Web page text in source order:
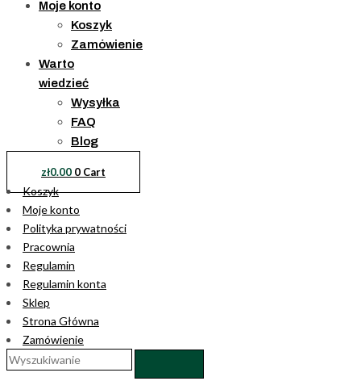
Moje konto
Koszyk
Zamówienie
Warto
wiedzieć
Wysyłka
FAQ
Blog
zł0.00 0 Cart
Koszyk
Moje konto
Polityka prywatności
Pracownia
Regulamin
Regulamin konta
Sklep
Strona Główna
Zamówienie